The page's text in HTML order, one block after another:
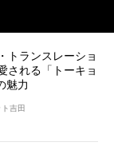
トランスレーショ
される「トーキョ
魅力
吉田